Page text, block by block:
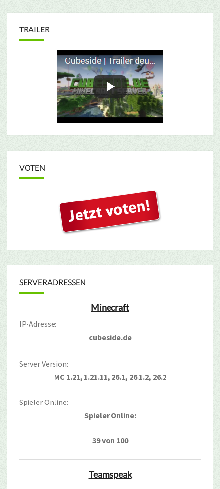
TRAILER
VOTEN
SERVERADRESSEN
Minecraft
IP-Adresse:
cubeside.de
Server Version:
MC 1.21, 1.21.11, 26.1, 26.1.2, 26.2
Spieler Online:
Spieler Online:
39 von 100
Teamspeak